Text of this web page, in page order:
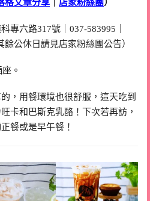
格文章分享 店家粉絲團）
專六路317號｜037-583995｜
公休日請見店家粉絲團公告）
。
的，用餐環境也很舒服，這天吃到
卡和巴斯克乳酪！下次若再訪，
餐或是早午餐！